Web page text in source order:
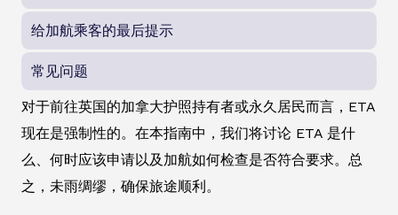
给加航乘客的最后提示
常见问题
对于前往英国的加拿大护照持有者或永久居民而言，ETA
现在是强制性的。在本指南中，我们将讨论 ETA 是什
么、何时应该申请以及加航如何检查是否符合要求。总
之，未雨绸缪，确保旅途顺利。